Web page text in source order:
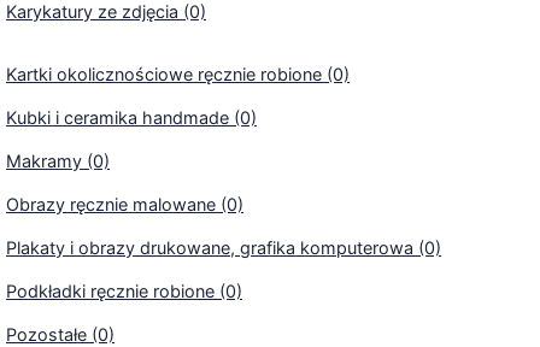
Karykatury ze zdjęcia (0)
Kartki okolicznościowe ręcznie robione (0)
Kubki i ceramika handmade (0)
Makramy (0)
Obrazy ręcznie malowane (0)
Plakaty i obrazy drukowane, grafika komputerowa (0)
Podkładki ręcznie robione (0)
Pozostałe (0)